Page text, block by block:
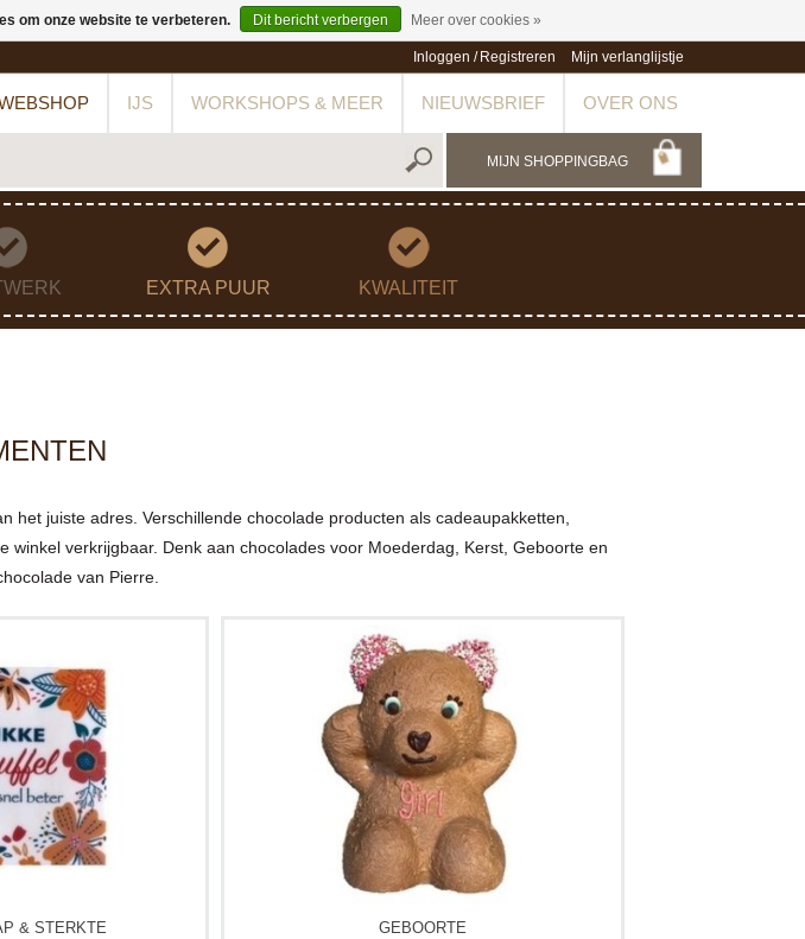
Inloggen / Registreren Mijn verlanglijstje
IJS WORKSHOPS & MEER NIEUWSBRIEF OVER ONS
MIJN SHOPPINGBAG
EXTRA PUUR KWALITEIT
juiste adres. Verschillende chocolade producten als cadeaupakketten,
verkrijgbaar. Denk aan chocolades voor Moederdag, Kerst, Geboorte en
van Pierre.
& STERKTE GEBOORTE
om onze website te verbeteren. Dit bericht verbergen Meer over cookies »